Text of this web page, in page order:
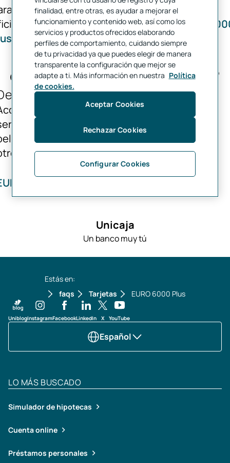
más información visita su web
https://www.unicajabanco.es/es/
¿Conoces las ofertas y
descuentos con tus tarjetas?
a descuentos en el precio y/o
con marcas de primera, para viajes,
ocio y entretenimiento o moda, entre
6000 Plus de Unicaja
Unicaja
Un banco muy tú
Estás en:
faqs
Tarjetas EURO 6000 Plus
UniblogInstagramFacebookLinkedIn X YouTube
Español
LO MÁS BUSCADO
Simulador de hipotecas
Cuenta online
Préstamos personales
finalidad, entre otras, es ayudar a mejorar el
funcionamiento y contenido web, así como los
servicios y productos ofrecidos elaborando
perfiles de comportamiento, cuidando siempre
de tu privacidad ya que puedes elegir de manera
transparente la configuración que mejor se
adapte a ti. Más información en nuestra Política
de cookies.
Configurar Cookies
Rechazar Cookies
Aceptar Cookies